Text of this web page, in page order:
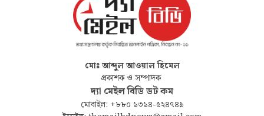
মোঃ আব্দুল আওয়াল হিমেল
প্রকাশক ও সম্পাদক
দ্যা মেইল বিডি ডট কম
মোবাইল: +৮৮০ ১৩১৪-৫২৪৭৪৯